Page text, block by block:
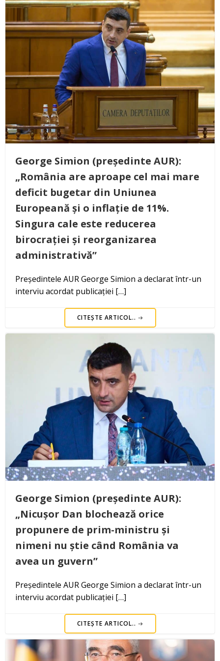
George Simion (președinte AUR):
„România are aproape cel mai mare
deficit bugetar din Uniunea
Europeană și o inflație de 11%.
Singura cale este reducerea
birocrației și reorganizarea
administrativă”
Președintele AUR George Simion a declarat într-un
interviu acordat publicației […]
CITEȘTE ARTICOL..
George Simion (președinte AUR):
„Nicușor Dan blochează orice
propunere de prim-ministru și
nimeni nu știe când România va
avea un guvern”
Președintele AUR George Simion a declarat într-un
interviu acordat publicației […]
CITEȘTE ARTICOL..